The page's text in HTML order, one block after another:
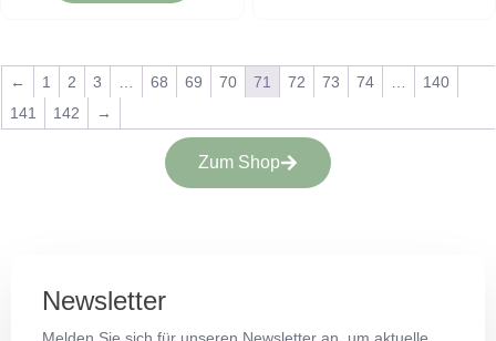
← 1 2 3 68 69 70 71 72 73 74
140
141
142 →
Zum Shop
Newsletter